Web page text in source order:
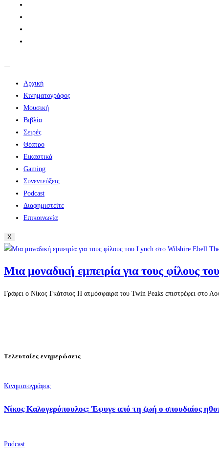
Αρχική
Κινηματογράφος
Μουσική
Βιβλία
Σειρές
Θέατρο
Εικαστικά
Gaming
Συνεντεύξεις
Podcast
Διαφημιστείτε
Επικοινωνία
X
Μια μοναδική εμπειρία για τους φίλους
Γράφει ο Νίκος Γκάτσιος Η ατμόσφαιρα του Twin Peaks επιστρέφει στο
Τελευταίες ενημερώσεις
Κινηματογράφος
Νίκος Καλογερόπουλος: Έφυγε από τη ζωή ο σπουδαίος
Podcast